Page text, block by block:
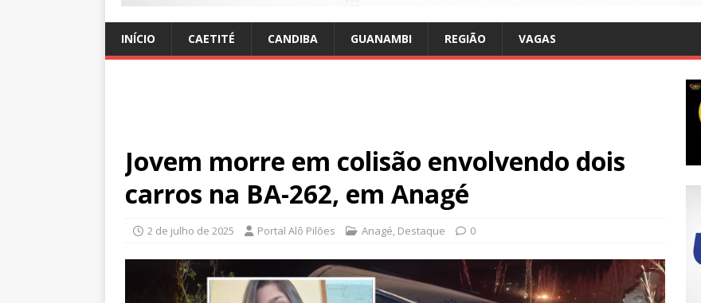
INÍCIO CAETITÉ CANDIBA GUANAMBI REGIÃO VAGAS
Jovem morre em colisão envolvendo dois
carros na BA-262, em Anagé
2 de julho de 2025 Portal Alô Pilões Anagé, Destaque 0